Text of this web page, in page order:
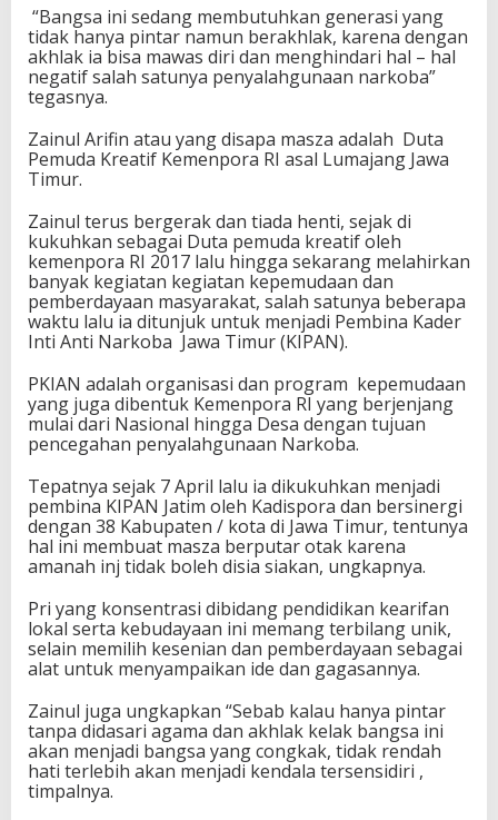
n
c
e
g
a
n
N
k
o
b
a
“Bangsa ini sedang membutuhkan generasi yang
tidak hanya pintar namun berakhlak, karena dengan
akhlak ia bisa mawas diri dan menghindari hal – hal
negatif salah satunya penyalahgunaan narkoba”
tegasnya.
Zainul Arifin atau yang disapa masza adalah Duta
Pemuda Kreatif Kemenpora RI asal Lumajang Jawa
Timur.
Zainul terus bergerak dan tiada henti, sejak di
kukuhkan sebagai Duta pemuda kreatif oleh
kemenpora RI 2017 lalu hingga sekarang melahirkan
banyak kegiatan kegiatan kepemudaan dan
pemberdayaan masyarakat, salah satunya beberapa
waktu lalu ia ditunjuk untuk menjadi Pembina Kader
Inti Anti Narkoba Jawa Timur (KIPAN).
PKIAN adalah organisasi dan program kepemudaan
yang juga dibentuk Kemenpora RI yang berjenjang
mulai dari Nasional hingga Desa dengan tujuan
pencegahan penyalahgunaan Narkoba.
Tepatnya sejak 7 April lalu ia dikukuhkan menjadi
pembina KIPAN Jatim oleh Kadispora dan bersinergi
dengan 38 Kabupaten / kota di Jawa Timur, tentunya
hal ini membuat masza berputar otak karena
amanah inj tidak boleh disia siakan, ungkapnya.
Pri yang konsentrasi dibidang pendidikan kearifan
lokal serta kebudayaan ini memang terbilang unik,
selain memilih kesenian dan pemberdayaan sebagai
alat untuk menyampaikan ide dan gagasannya.
Zainul juga ungkapkan “Sebab kalau hanya pintar
tanpa didasari agama dan akhlak kelak bangsa ini
akan menjadi bangsa yang congkak, tidak rendah
hati terlebih akan menjadi kendala tersensidiri ,
timpalnya.